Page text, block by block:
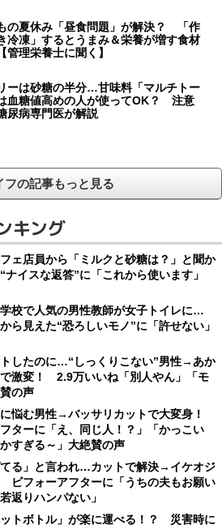
の夏休み「昼食問題」が解決？ 「作
冷凍」するとうまみ＆栄養が増す食材
管理栄養士に聞く】
ーは砂糖の半分…甘味料「マルチトー
血糖値高めの人が使ってOK？ 注意
尿病専門医が解説
フの記事もっと見る
キング
フェ店員から「ミルクと砂糖は？」と聞か
イスな返答”に「これから使います」
学校で人気の男性教師が女子トイレに…
ら見えた“恐ろしいモノ”に「許せない」
したのに…“しっくりこない”男性→あか
激変！ 2.9万いいね「別人やん」「モ
の声
に悩む男性→バッサリカットで大変身！
ターに「え、同じ人！？」「かっこい
すぎる～」大絶賛の声
る」と言われ…カットで解決→イケオジ
ビフォーアフターに「うちの夫もお願い
返りハンパない」
トボトル」が楽に運べる！？ 災害時に